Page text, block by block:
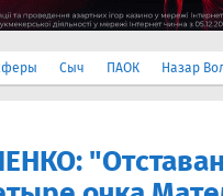
Сыч ПАОК Назар